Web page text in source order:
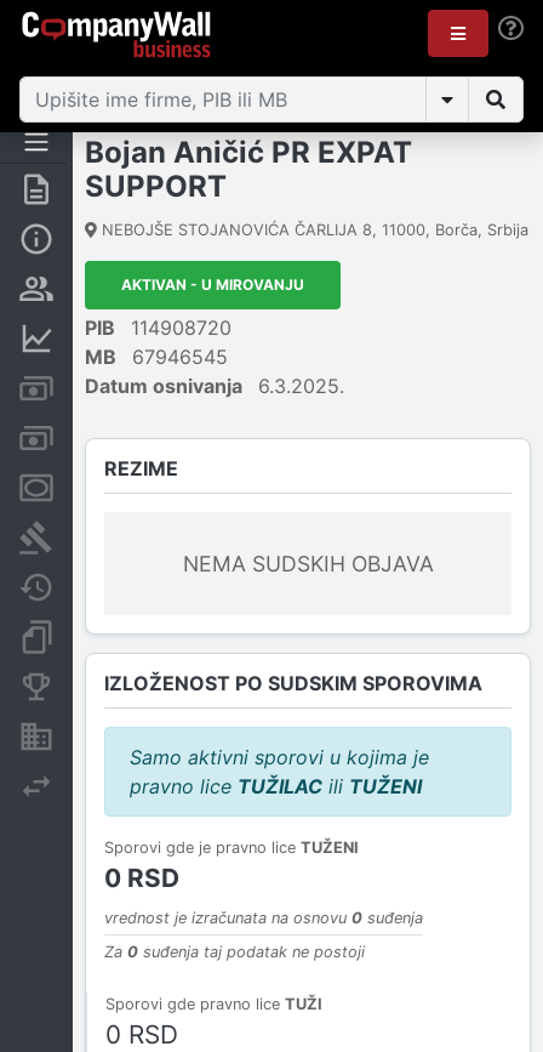
Rezime
Osnovni podaci
Vlasnička struktura
Finansijski podaci
Kreditni limit kompanije
Računi i blokade
Dokumenti i objave
Konkurentske kompanije
Nekretnine i imovina
Bojan Aničić PR EXPAT
SUPPORT
NEBOJŠE STOJANOVIĆA ČARLIJA 8, 11000, Borča, Srbija
AKTIVAN - U MIROVANJU
PIB
114908720
MB
67946545
Datum osnivanja
6.3.2025.
REZIME
NEMA SUDSKIH OBJAVA
IZLOŽENOST PO SUDSKIM SPOROVIMA
Samo aktivni sporovi u kojima je
pravno lice TUŽILAC ili TUŽENI
Sporovi gde je pravno lice TUŽENI
0 RSD
vrednost je izračunata na osnovu 0 suđenja
Za 0 suđenja taj podatak ne postoji
Sporovi gde pravno lice TUŽI
0 RSD